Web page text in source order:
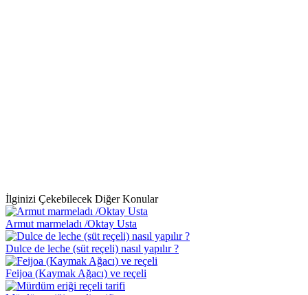
İlginizi Çekebilecek Diğer Konular
Armut marmeladı /Oktay Usta
Dulce de leche (süt reçeli) nasıl yapılır ?
Feijoa (Kaymak Ağacı) ve reçeli